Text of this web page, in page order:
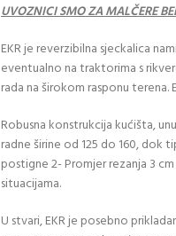
UVOZNICI SMO ZA MALČERE
EKR je reverzibilna sjeckalica
eventualno na traktorima s
rada na širokom rasponu
Robusna konstrukcija kućišta,
radne širine od 125 do 160, dok
postigne 2- Promjer rezanja 3
situacijama.
U stvari, EKR je posebno